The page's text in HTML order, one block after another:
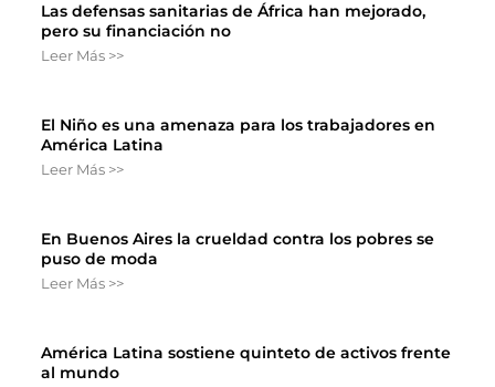
Las defensas sanitarias de África han mejorado,
pero su financiación no
Leer Más >>
El Niño es una amenaza para los trabajadores en
América Latina
Leer Más >>
En Buenos Aires la crueldad contra los pobres se
puso de moda
Leer Más >>
América Latina sostiene quinteto de activos frente
al mundo